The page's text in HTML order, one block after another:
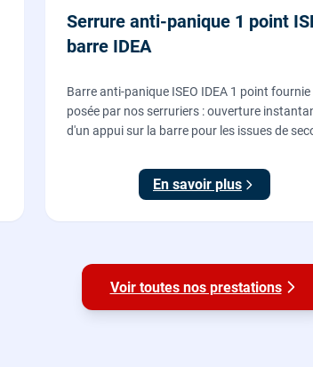
Serrure anti-panique 1 point
barre IDEA
Barre anti-panique ISEO IDEA 1 point fournie
posée par nos serruriers : ouverture
d'un appui sur la barre pour les issues de
En savoir plus
Voir toutes nos prestations